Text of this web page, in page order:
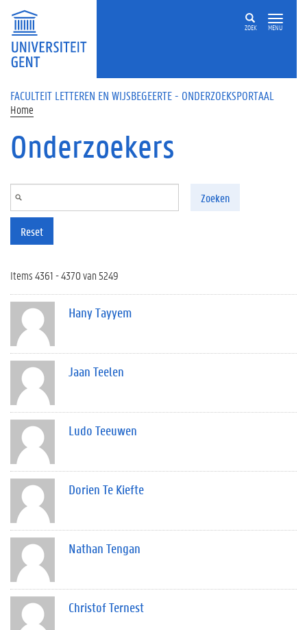
Overslaan en naar de inhoud gaan
ZOEK MENU
FACULTEIT LETTEREN EN WIJSBEGEERTE - ONDERZOEKSPORTAAL
Home
Onderzoekers
Zoeken
Reset
Items 4361 - 4370 van 5249
Hany Tayyem
Jaan Teelen
Ludo Teeuwen
Dorien Te Kiefte
Nathan Tengan
Christof Ternest